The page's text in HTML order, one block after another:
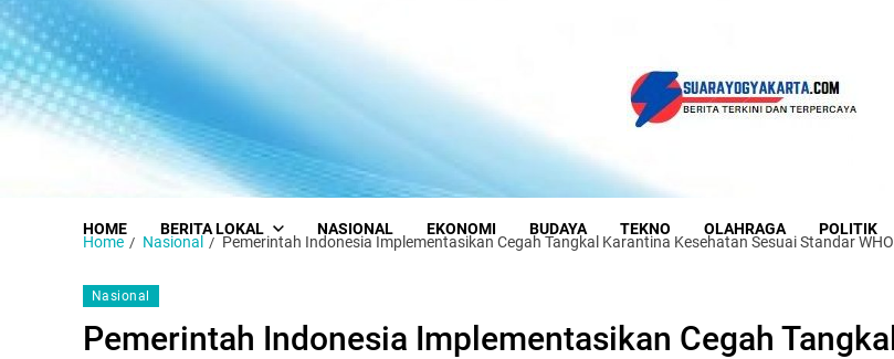
HOME BERITA LOKAL NASIONAL EKONOMI BUDAYA TEKNO OLAHRAGA POLITIK
Home Nasional Pemerintah Indonesia Implementasikan Cegah Tangkal Karantina Kesehatan Sesuai Standar WHO
Nasional
Pemerintah Indonesia Implementasikan Cegah Tangkal